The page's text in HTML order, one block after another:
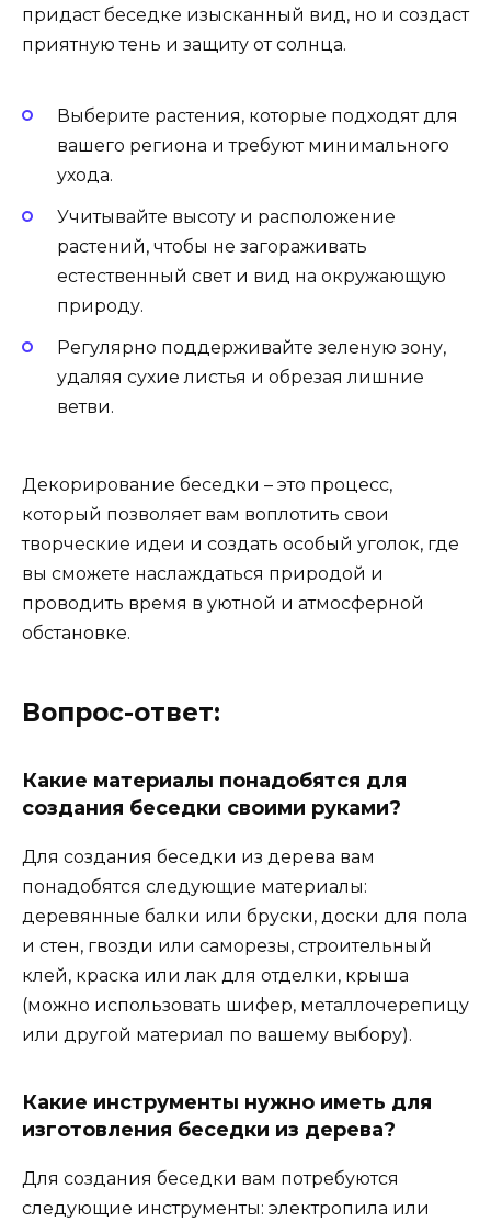
придаст беседке изысканный вид, но и создаст
приятную тень и защиту от солнца.
Выберите растения, которые подходят для
вашего региона и требуют минимального
ухода.
Учитывайте высоту и расположение
растений, чтобы не загораживать
естественный свет и вид на окружающую
природу.
Регулярно поддерживайте зеленую зону,
удаляя сухие листья и обрезая лишние
ветви.
Декорирование беседки – это процесс,
который позволяет вам воплотить свои
творческие идеи и создать особый уголок, где
вы сможете наслаждаться природой и
проводить время в уютной и атмосферной
обстановке.
Вопрос-ответ:
Какие материалы понадобятся для
создания беседки своими руками?
Для создания беседки из дерева вам
понадобятся следующие материалы:
деревянные балки или бруски, доски для пола
и стен, гвозди или саморезы, строительный
клей, краска или лак для отделки, крыша
(можно использовать шифер, металлочерепицу
или другой материал по вашему выбору).
Какие инструменты нужно иметь для
изготовления беседки из дерева?
Для создания беседки вам потребуются
следующие инструменты: электропила или